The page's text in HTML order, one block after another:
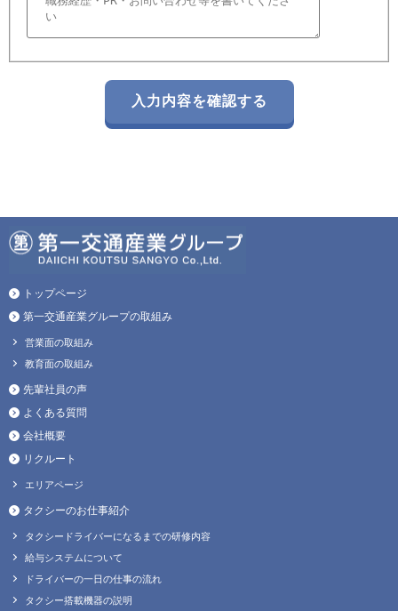
トップページ
第一交通産業グループの取組み
営業面の取組み
教育面の取組み
先輩社員の声
よくある質問
会社概要
リクルート
エリアページ
タクシーのお仕事紹介
タクシードライバーになるまでの研修内容
給与システムについて
ドライバーの一日の仕事の流れ
タクシー搭載機器の説明